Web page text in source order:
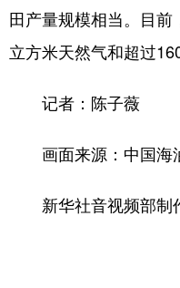
田产量规模相当。目前
立方米天然气和超过
记者：陈子薇
画面来源：中国海
新华社音视频部制